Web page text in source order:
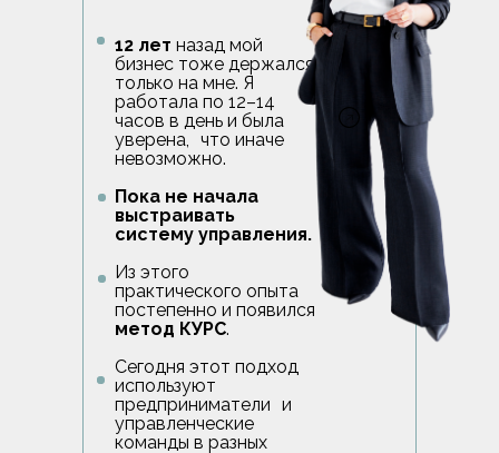
12 лет назад мой
бизнес тоже держался
только на мне. Я
работала по 12–14
часов в день и была
уверена, что иначе
невозможно.
Пока не начала
выстраивать
систему управления.
Из этого
практического опыта
постепенно и появился
метод КУРС.
Сегодня этот подход
используют
предприниматели и
управленческие
команды в разных